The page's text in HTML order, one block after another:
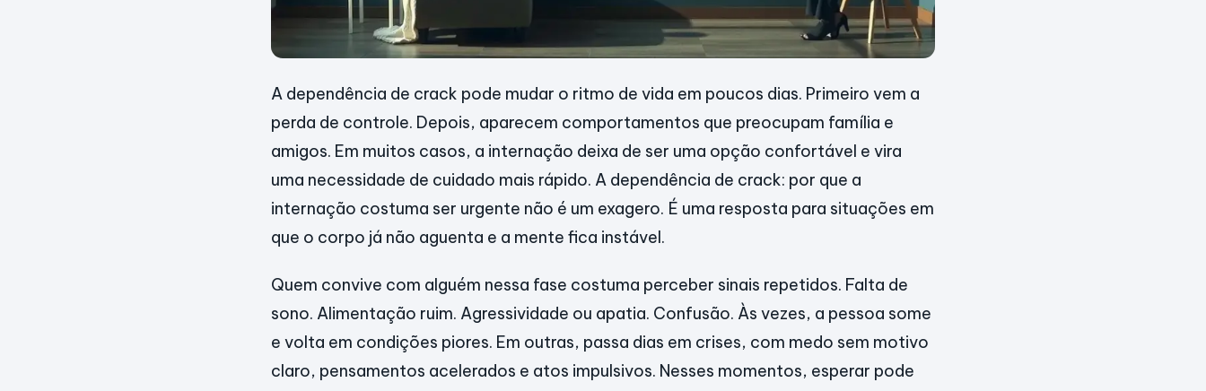
A dependência de crack pode mudar o ritmo de vida em poucos dias. Primeiro vem a
perda de controle. Depois, aparecem comportamentos que preocupam família e
amigos. Em muitos casos, a internação deixa de ser uma opção confortável e vira
uma necessidade de cuidado mais rápido. A dependência de crack: por que a
internação costuma ser urgente não é um exagero. É uma resposta para situações em
que o corpo já não aguenta e a mente fica instável.
Quem convive com alguém nessa fase costuma perceber sinais repetidos. Falta de
sono. Alimentação ruim. Agressividade ou apatia. Confusão. Às vezes, a pessoa some
e volta em condições piores. Em outras, passa dias em crises, com medo sem motivo
claro, pensamentos acelerados e atos impulsivos. Nesses momentos, esperar pode